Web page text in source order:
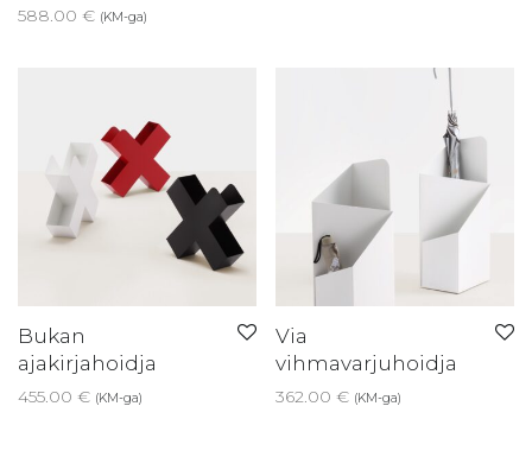
588.00 € (KM-ga)
Bukan
ajakirjahoidja
455.00 € (KM-ga)
Via
vihmavarjuhoidja
362.00 € (KM-ga)